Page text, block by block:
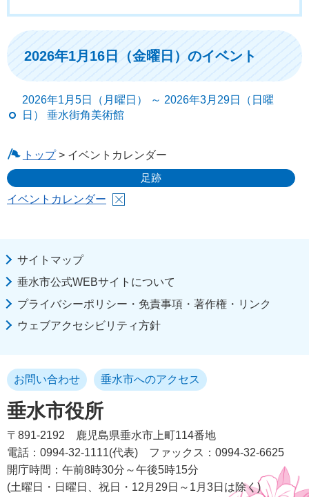
2026年1月16日（金曜日）のイベント
2026年1月5日（月曜日） ～ 2026年3月29日（日曜
日） 垂水街角美術館
トップ> イベントカレンダー
足跡
イベントカレンダー
サイトマップ
垂水市公式WEBサイトについて
プライバシーポリシー・免責事項・著作権・リンク
ウェブアクセシビリティ方針
垂水市役所
お問い合わせ 垂水市へのアクセス
〒891-2192
鹿児島県垂水市上町114番地
電話：0994-32-1111(代表)
ファックス：0994-32-6625
開庁時間：午前8時30分～午後5時15分
(土曜日・日曜日、祝日・12月29日～1月3日は除く)